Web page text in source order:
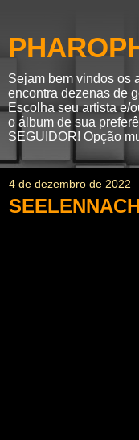
Sejam bem vindos os
encontra dezenas de
Escolha seu artista e/
o álbum de sua
SEGUIDOR! Opção
4 de dezembro de 2022